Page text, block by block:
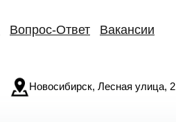
Вопрос-Ответ Вакансии
Новосибирск, Лесная улица, 2